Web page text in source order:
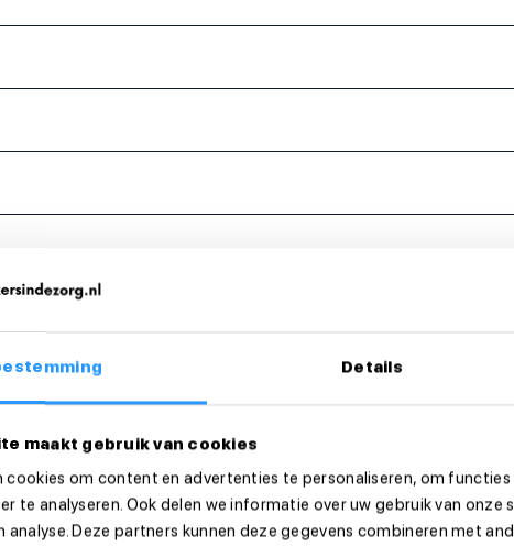
Details
maakt gebruik van cookies
cookies om content en advertenties te personaliseren, om
te analyseren. Ook delen we informatie over uw gebruik van
analyse. Deze partners kunnen deze gegevens combineren met
Solliciteer dan direct!